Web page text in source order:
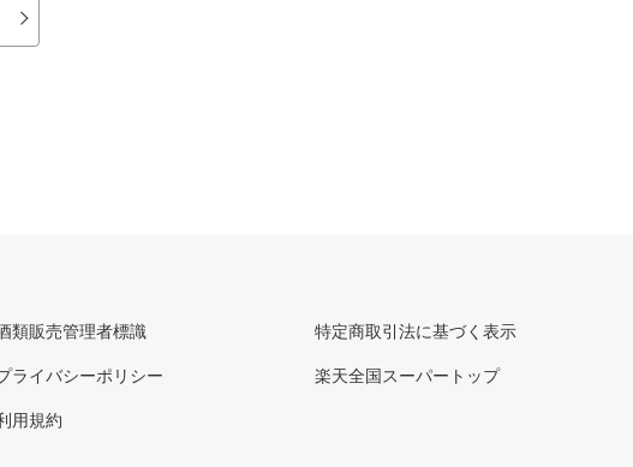
類販売管理者標識
ライバシーポリシー
用規約
特定商取引法に基づく表示
楽天全国スーパートップ